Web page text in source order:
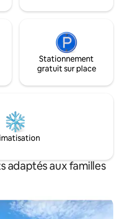
55".
Stationnement
gratuit sur place
adaptés aux familles